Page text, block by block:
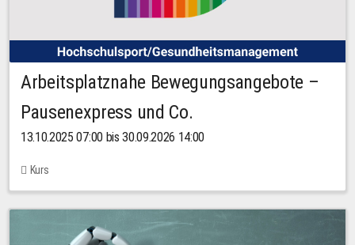
Arbeitsplatznahe Bewegungsangebote –
Pausenexpress und Co.
13.10.2025 07:00 bis 30.09.2026 14:00
Kurs